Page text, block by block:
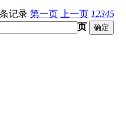
条记录 第一页 上一页 12345
页